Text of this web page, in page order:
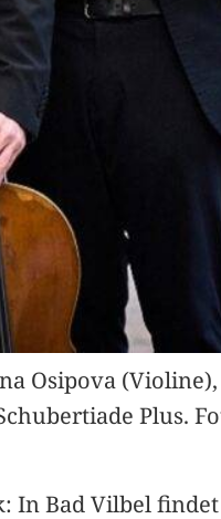
Osipova
Plus.
Bad Vilbel findet